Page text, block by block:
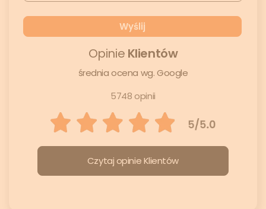
Opinie Klientów
średnia ocena wg. Google
5748 opinii
Czytaj opinie Klientów